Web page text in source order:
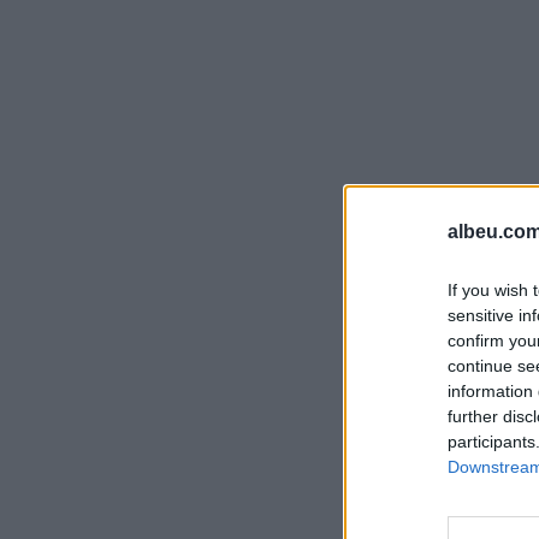
If you wish
sensitive
confirm
continue
information
further